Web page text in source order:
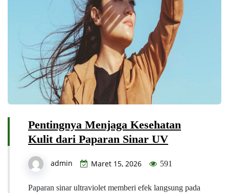
Pentingnya Menjaga Kesehatan
Kulit dari Paparan Sinar UV
admin Maret 15, 2026 591
Paparan sinar ultraviolet memberi efek langsung pada